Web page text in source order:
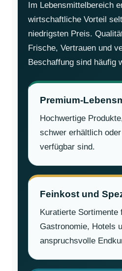
Im Lebensmittelbereich
wirtschaftliche Vorteil
niedrigsten Preis.
Frische, Vertrauen und
Beschaffung sind häufig
Premium-
Hochwertige
schwer erhältlich
verfügbar sind.
Feinkost und
Kuratierte Sortimente
Gastronomie, Hotels
anspruchsvolle